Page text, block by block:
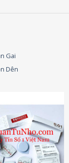
thể.
tùy
thể
được
chọn
trên
trang
sản
Gai
Dên